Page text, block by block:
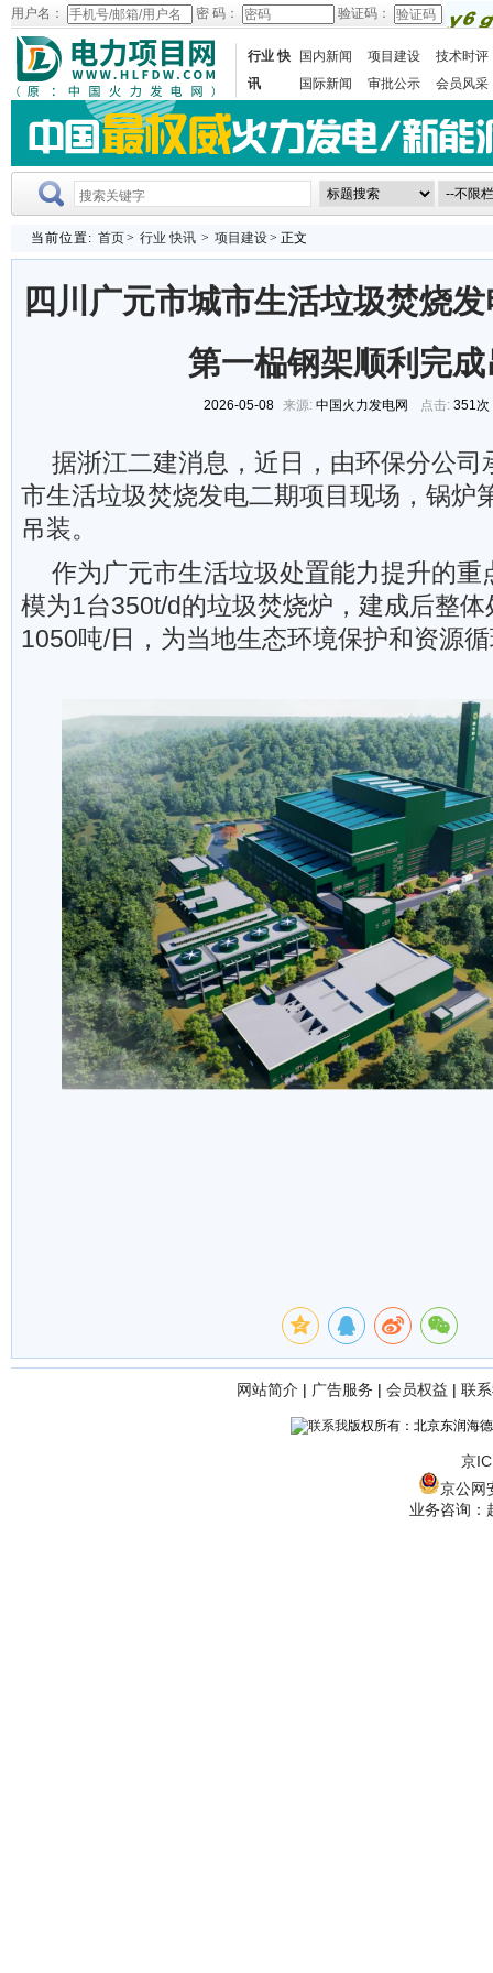
用户名： 密 码： 验证码：
行业 快
讯
国内新闻 项目建设
技术时评
国际新闻
审批公示 会员风采
当前位置: 首页> 行业 快讯 > 项目建设> 正文
四川广元市城市生活垃圾焚烧
第一榀钢架顺利完
2026-05-08 来源: 中国火力发电网 点击: 351次
据浙江二建消息，近日，由环保分公司
市生活垃圾焚烧发电二期项目现场，锅炉
吊装。
作为广元市生活垃圾处置能力提升的重
模为1台350t/d的垃圾焚烧炉，建成后整
1050吨/日，为当地生态环境保护和资源
网站简介 | 广告服务 | 会员权益 | 联
版权所有：北京东润海
京
京公网
业务咨询：